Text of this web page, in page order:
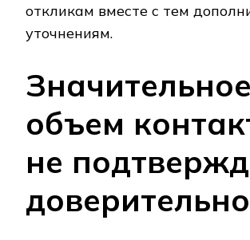
откликам вместе с тем
уточнениям.
Значительное
объем
не